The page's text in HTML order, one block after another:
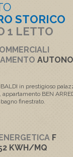
STORICO
1 LETTO
in prestigioso
appartamento BEN
finestrato.
F
KWH/MQ